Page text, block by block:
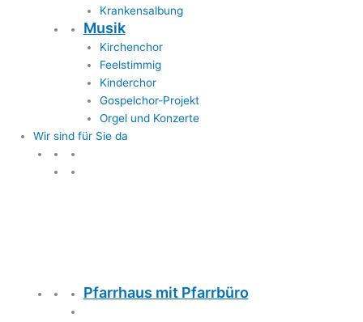
Krankensalbung
Musik
Kirchenchor
Feelstimmig
Kinderchor
Gospelchor-Projekt
Orgel und Konzerte
Wir sind für Sie da
Pfarrhaus mit Pfarrbüro